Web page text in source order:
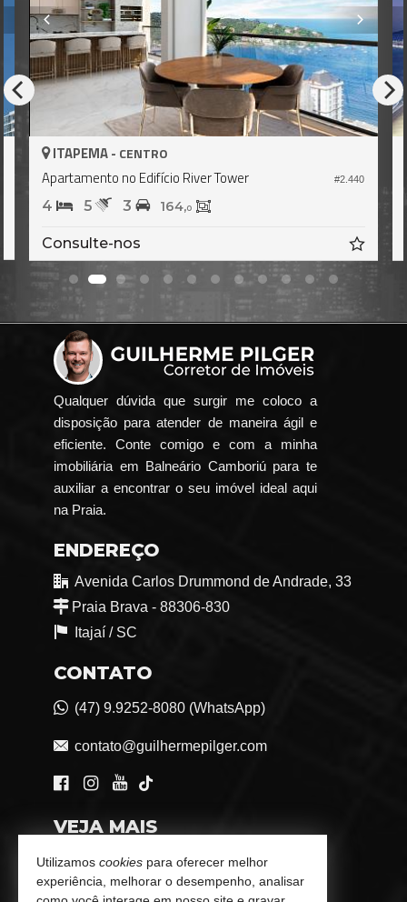
#2.440
ITAPEMA - CENTRO
Apartamento no Edifício River Tower
4 5 3 164,0
Consulte-nos
Qualquer dúvida que surgir me coloco a
disposição para atender de maneira ágil e
eficiente. Conte comigo e com a minha
imobiliária em Balneário Camboriú para te
auxiliar a encontrar o seu imóvel ideal aqui
na Praia.
ENDEREÇO
Avenida Carlos Drummond de Andrade, 33
Praia Brava - 88306-830
Itajaí / SC
CONTATO
(47) 9.9252-8080 (WhatsApp)
contato@guilhermepilger.com
VEJA MAIS
Consultoria Imobiliária Personalizada
Utilizamos cookies para oferecer melhor
experiência, melhorar o desempenho, analisar